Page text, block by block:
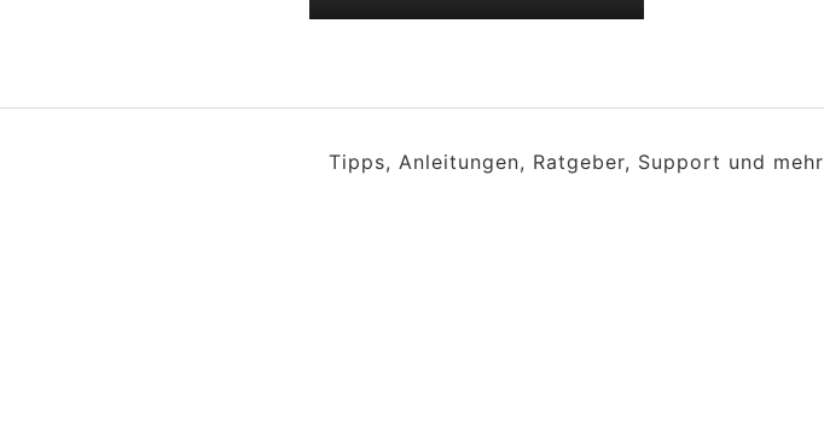
Tipps, Anleitungen, Ratgeber, Support und mehr